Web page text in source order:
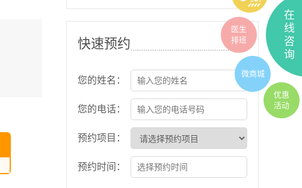
快速预约
您的姓名：
您的电话：
预约项目：
预约时间：
在
线
咨
询
医生
排班
微商城
优惠
活动